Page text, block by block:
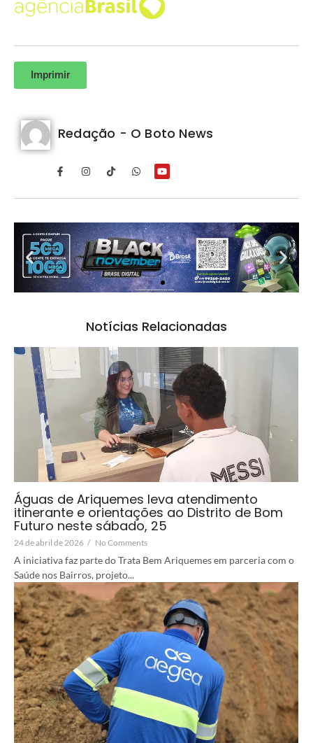
Imprimir
Redação - O Boto News
Notícias Relacionadas
Águas de Ariquemes leva atendimento
itinerante e orientações ao Distrito de Bom
Futuro neste sábado, 25
24 de abril de 2026 / No Comments
A iniciativa faz parte do Trata Bem Ariquemes em parceria com o
Saúde nos Bairros, projeto...